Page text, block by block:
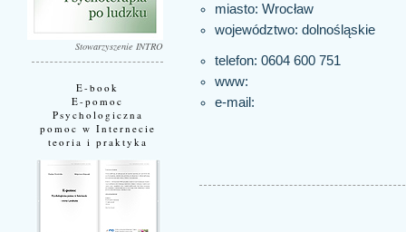
Stowarzyszenie INTRO
E-book
E-pomoc
Psychologiczna
pomoc w Internecie
teoria i praktyka
miasto: Wrocław
województwo: dolnośląskie
telefon: 0604 600 751
www:
e-mail: